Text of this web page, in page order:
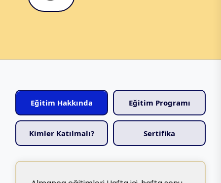
Eğitim Hakkında Eğitim Programı
Kimler Katılmalı? Sertifika